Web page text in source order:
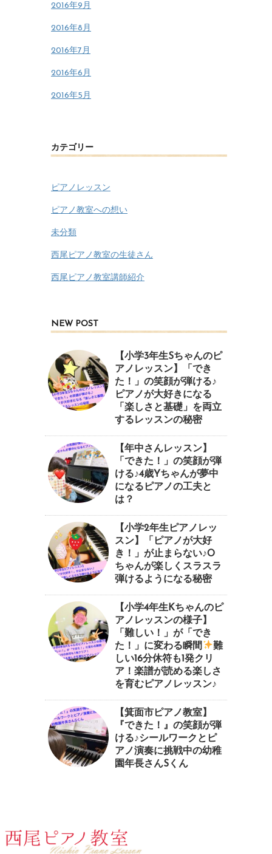
2016年9月
2016年8月
2016年7月
2016年6月
2016年5月
カテゴリー
ピアノレッスン
ピアノ教室への想い
未分類
西尾ピアノ教室の生徒さん
西尾ピアノ教室講師紹介
NEW POST
【小学3年生Sちゃんのピ
アノレッスン】「でき
た！」の笑顔が弾ける♪
ピアノが大好きになる
「楽しさと基礎」を両立
するレッスンの秘密
【年中さんレッスン】
「できた！」の笑顔が弾
ける♪4歳Yちゃんが夢中
になるピアノの工夫と
は？
【小学2年生ピアノレッ
スン】「ピアノが大好
き！」が止まらない♪O
ちゃんが楽しくスラスラ
弾けるようになる秘密
【小学4年生Kちゃんのピ
アノレッスンの様子】
「難しい！」が「でき
た！」に変わる瞬間
⁠難
しい16分休符も1発クリ
ア！楽譜が読める楽しさ
を育むピアノレッスン♪⁠
【箕面市ピアノ教室】
『できた！』の笑顔が弾
ける♪シールワークとピ
アノ演奏に挑戦中の幼稚
園年長さんSくん